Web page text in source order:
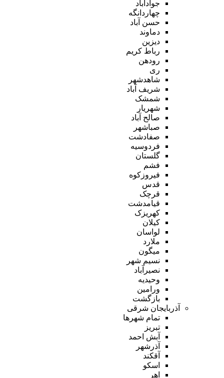
جوادآباد
چهاردانگه
حسن آباد
دماوند
دیزین
رباط کریم
رودهن
ری
شاهدشهر
شریف آباد
شمشک
شهریار
صالح آباد
صباشهر
صفادشت
فردوسیه
گلستان
فشم
فیروزکوه
قدس
قرچک
قیامدشت
کهریزک
کیلان
لواسان
ملارد
میگون
نسیم شهر
نصیرآباد
وحیدیه
ورامین
بازگشت
آذربایجان شرقی
تمام شهر‌ها
تبریز
آبش احمد
آذرشهر
آقکند
اسکو
اهر